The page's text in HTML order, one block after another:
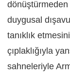
duygusal
tanıklık
çıplaklığıyla
sahneleriyle